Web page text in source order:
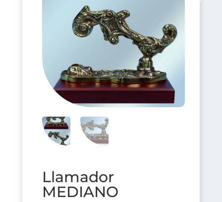
Llamador
MEDIANO